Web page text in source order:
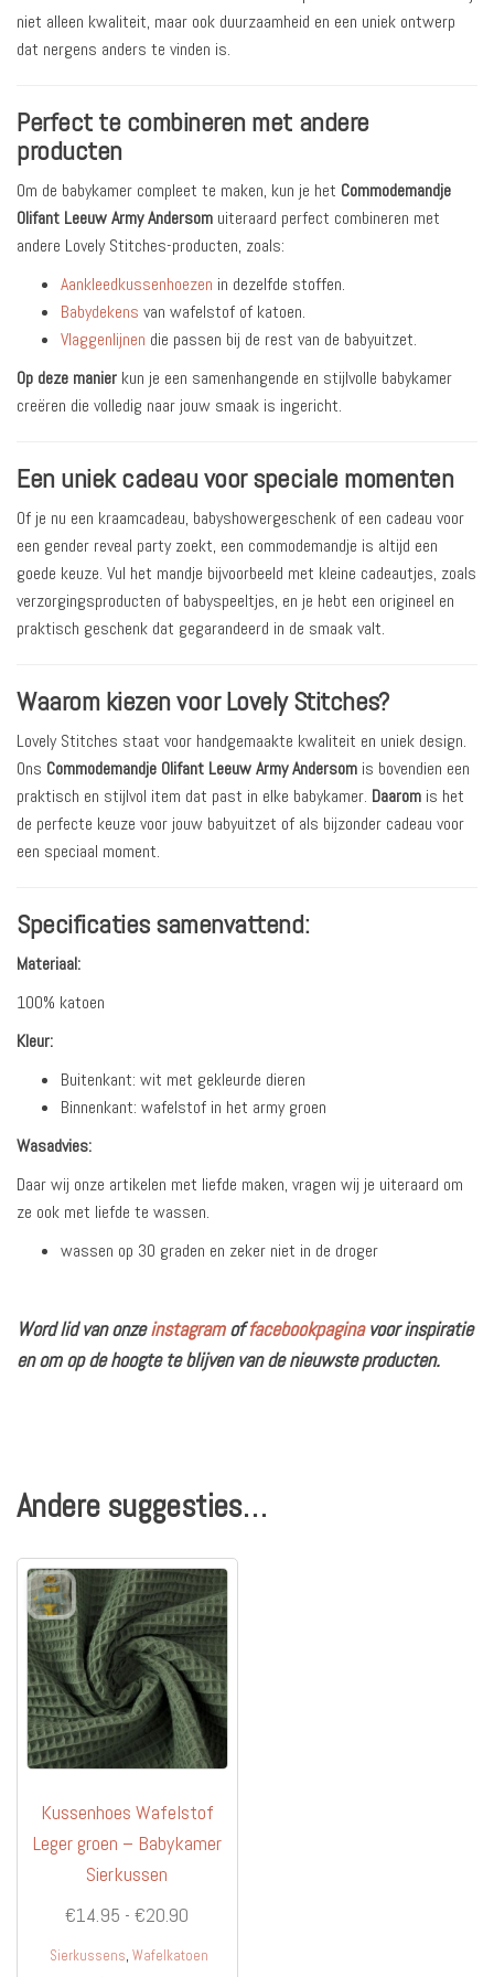
niet alleen kwaliteit, maar ook duurzaamheid en een uniek ontwerp
dat nergens anders te vinden is.
Perfect te combineren met andere
producten
Om de babykamer compleet te maken, kun je het Commodemandje
Olifant Leeuw Army Andersom uiteraard perfect combineren met
andere Lovely Stitches-producten, zoals:
Aankleedkussenhoezen in dezelfde stoffen.
Babydekens van wafelstof of katoen.
Vlaggenlijnen die passen bij de rest van de babyuitzet.
Op deze manier kun je een samenhangende en stijlvolle babykamer
creëren die volledig naar jouw smaak is ingericht.
Een uniek cadeau voor speciale momenten
Of je nu een kraamcadeau, babyshowergeschenk of een cadeau voor
een gender reveal party zoekt, een commodemandje is altijd een
goede keuze. Vul het mandje bijvoorbeeld met kleine cadeautjes, zoals
verzorgingsproducten of babyspeeltjes, en je hebt een origineel en
praktisch geschenk dat gegarandeerd in de smaak valt.
Waarom kiezen voor Lovely Stitches?
Lovely Stitches staat voor handgemaakte kwaliteit en uniek design.
Ons Commodemandje Olifant Leeuw Army Andersom is bovendien een
praktisch en stijlvol item dat past in elke babykamer. Daarom is het
de perfecte keuze voor jouw babyuitzet of als bijzonder cadeau voor
een speciaal moment.
Specificaties samenvattend:
Materiaal:
100% katoen
Kleur:
Buitenkant: wit met gekleurde dieren
Binnenkant: wafelstof in het army groen
Wasadvies:
Daar wij onze artikelen met liefde maken, vragen wij je uiteraard om
ze ook met liefde te wassen.
wassen op 30 graden en zeker niet in de droger
Word lid van onzeinstagramoffacebookpaginavoor inspiratie
en om op de hoogte te blijven van de nieuwste producten.
Andere suggesties…
Kussenhoes Wafelstof
Leger groen – Babykamer
Sierkussen
€14.95 - €20.90
Sierkussens, Wafelkatoen